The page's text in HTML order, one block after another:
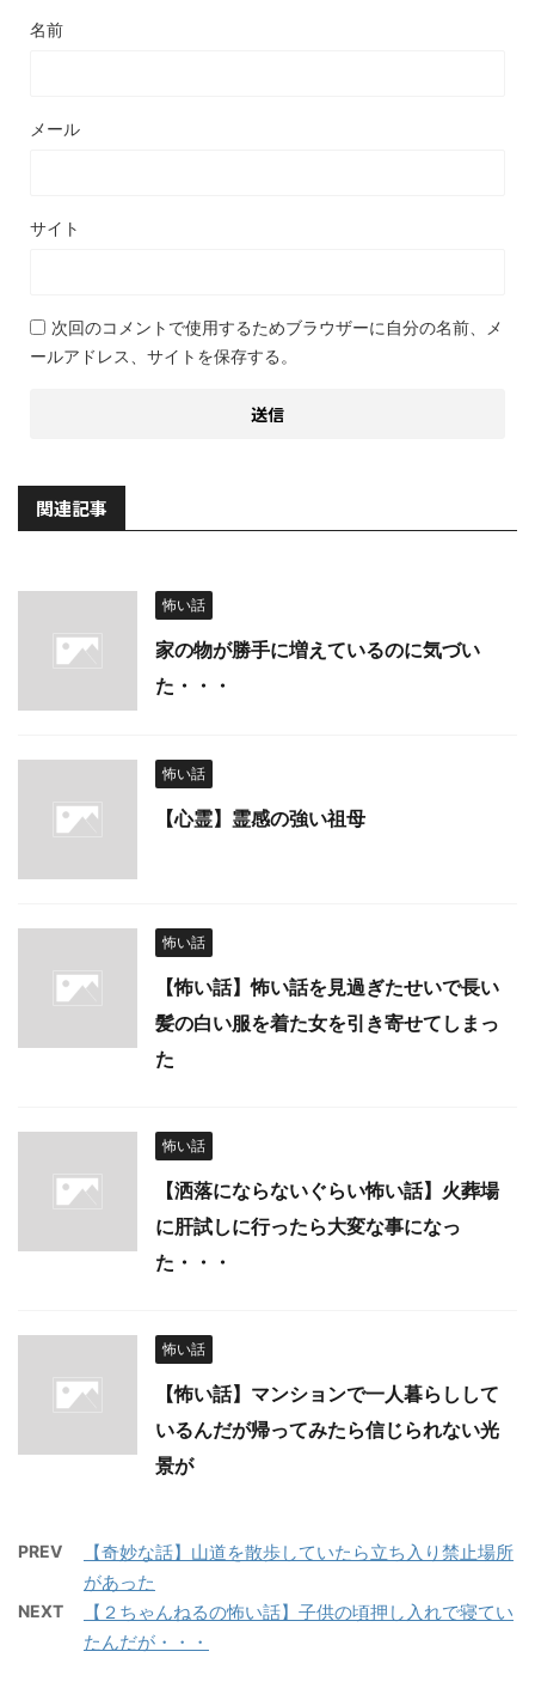
名前
メール
サイト
次回のコメントで使用するためブラウザーに自分の名前、メ
ールアドレス、サイトを保存する。
関連記事
怖い話
家の物が勝手に増えているのに気づい
た・・・
怖い話
【心霊】霊感の強い祖母
怖い話
【怖い話】怖い話を見過ぎたせいで長い
髪の白い服を着た女を引き寄せてしまっ
た
怖い話
【洒落にならないぐらい怖い話】火葬場
に肝試しに行ったら大変な事になっ
た・・・
怖い話
【怖い話】マンションで一人暮らしして
いるんだが帰ってみたら信じられない光
景が
PREV
【奇妙な話】山道を散歩していたら立ち入り禁止場所
があった
NEXT
【２ちゃんねるの怖い話】子供の頃押し入れで寝てい
たんだが・・・